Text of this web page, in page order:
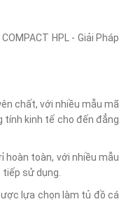
HPL - Giải Pháp
chất, với nhiều mẫu mã
tính kinh tế cho đến đẳng
hoàn toàn, với nhiều mẫu
sử dụng.
lựa chọn làm tủ đồ cá